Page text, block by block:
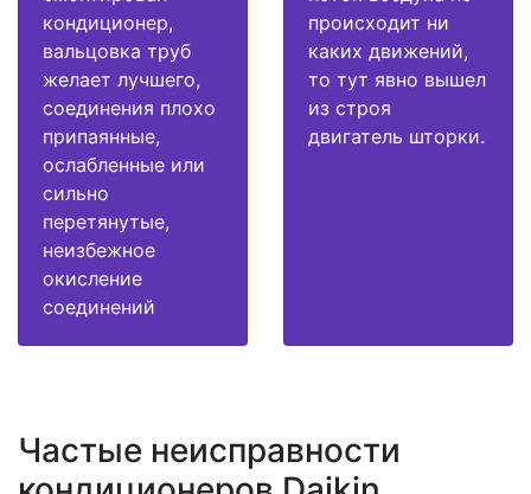
кондиционер,
вальцовка труб
желает лучшего,
соединения плохо
припаянные,
ослабленные или
сильно
перетянутые,
неизбежное
окисление
соединений
происходит ни
каких движений,
то тут явно вышел
из строя
двигатель шторки.
Частые неисправности